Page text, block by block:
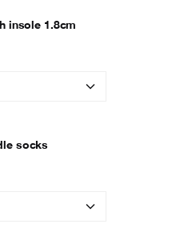
insole 1.8cm
socks